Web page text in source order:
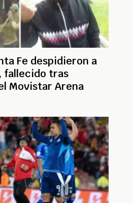
Fe despidieron a
fallecido tras
Movistar Arena